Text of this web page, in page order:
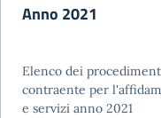
Anno 2021
Elenco dei
contraente per
e servizi anno 2021